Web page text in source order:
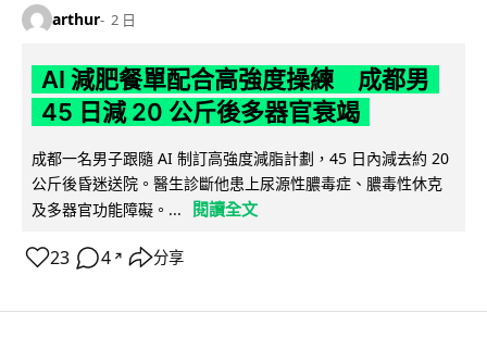
arthur 2 日
AI 減肥餐單配合高強度操練 成都男
45 日減 20 公斤後多器官衰竭
成都一名男子跟隨 AI 制訂高強度減脂計劃，45 日內減去約 20
公斤後昏迷送院。醫生診斷他患上尿源性膿毒症、膿毒性休克
及多器官功能障礙。...
閱讀全文
23 4 ↗ 分享